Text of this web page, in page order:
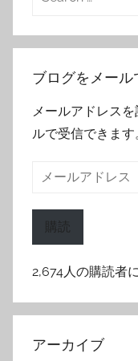
ブログをメール
メールアドレス
ルで受信できます
ス
購読
2,674人の購読者
アーカイブ